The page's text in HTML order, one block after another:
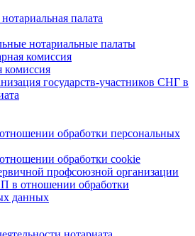
палата
нотариальные палаты
комиссия
комиссия
государств-участников СНГ в
обработки персональных
обработки cookie
профсоюзной организации
в отношении обработки
данных